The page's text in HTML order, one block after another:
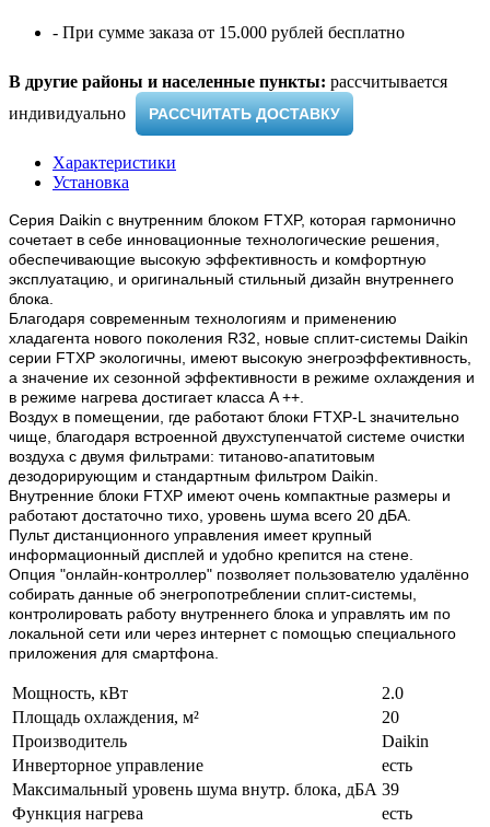
- При сумме заказа от 15.000 рублей бесплатно
В другие районы и населенные пункты: рассчитывается
индивидуально ​
РАССЧИТАТЬ ДОСТАВКУ
Характеристики
Установка
Серия Daikin с внутренним блоком FTXP, которая гармонично
сочетает в себе инновационные технологические решения,
обеспечивающие высокую эффективность и комфортную
эксплуатацию, и оригинальный стильный дизайн внутреннего
блока.
Благодаря современным технологиям и применению
хладагента нового поколения R32, новые сплит-системы Daikin
серии FTXP экологичны, имеют высокую энегроэффективность,
а значение их сезонной эффективности в режиме охлаждения и
в режиме нагрева достигает класса A ++.
Воздух в помещении, где работают блоки FTXP-L значительно
чище, благодаря встроенной двухступенчатой системе очистки
воздуха с двумя фильтрами: титаново-апатитовым
дезодорирующим и стандартным фильтром Daikin.
Внутренние блоки FTXP имеют очень компактные размеры и
работают достаточно тихо, уровень шума всего 20 дБА.
Пульт дистанционного управления имеет крупный
информационный дисплей и удобно крепится на стене.
Опция "онлайн-контроллер" позволяет пользователю удалённо
собирать данные об энегропотреблении сплит-системы,
контролировать работу внутреннего блока и управлять им по
локальной сети или через интернет с помощью специального
приложения для смартфона.
Мощность, кВт
2.0
Площадь охлаждения, м²
20
Производитель
Daikin
Инверторное управление
есть
Максимальный уровень шума внутр. блока, дБА 39
Функция нагрева
есть